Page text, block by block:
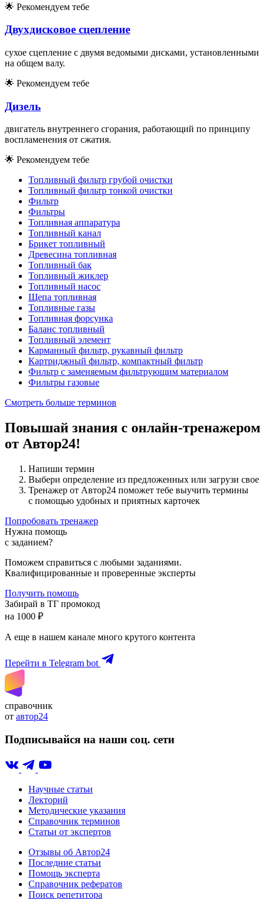
🌟 Рекомендуем тебе
Двухдисковое сцепление
сухое сцепление с двумя ведомыми дисками, установленными
на общем валу.
🌟 Рекомендуем тебе
Дизель
двигатель внутреннего сгорания, работающий по принципу
воспламенения от сжатия.
🌟 Рекомендуем тебе
Топливный фильтр грубой очистки
Топливный фильтр тонкой очистки
Фильтр
Фильтры
Топливная аппаратура
Топливный канал
Брикет топливный
Древесина топливная
Топливный бак
Топливный жиклер
Топливный насос
Щепа топливная
Топливные газы
Топливная форсунка
Баланс топливный
Топливный элемент
Карманный фильтр, рукавный фильтр
Картриджный фильтр, компактный фильтр
Фильтр с заменяемым фильтрующим материалом
Фильтры газовые
Смотреть больше терминов
Повышай знания с онлайн-тренажером
от Автор24!
Напиши термин
Выбери определение из предложенных или загрузи свое
Тренажер от Автор24 поможет тебе выучить термины
с помощью удобных и приятных карточек
Попробовать тренажер
Нужна помощь
с заданием?
Поможем справиться с любыми заданиями.
Квалифицированные и проверенные эксперты
Получить помощь
Забирай в ТГ промокод
на 1000 ₽
А еще в нашем канале много крутого контента
Перейти в Telegram bot
справочник
от автор24
Подписывайся на наши соц. сети
Научные статьи
Лекторий
Методические указания
Справочник терминов
Статьи от экспертов
Отзывы об Автор24
Последние статьи
Помощь эксперта
Справочник рефератов
Поиск репетитора